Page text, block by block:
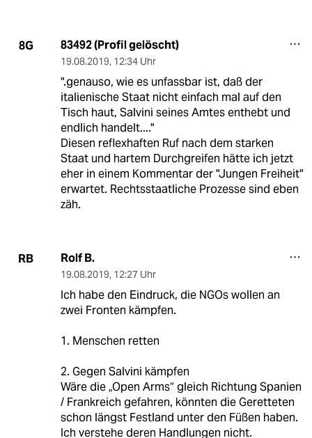
8G 83492 (Profil gelöscht)
19.08.2019, 12:34 Uhr
".genauso, wie es unfassbar ist, daß der
italienische Staat nicht einfach mal auf den
Tisch haut, Salvini seines Amtes enthebt und
endlich handelt...."
Diesen reflexhaften Ruf nach dem starken
Staat und hartem Durchgreifen hätte ich jetzt
eher in einem Kommentar der "Jungen Freiheit"
erwartet. Rechtsstaatliche Prozesse sind eben
zäh.
RB Rolf B.
19.08.2019, 12:27 Uhr
Ich habe den Eindruck, die NGOs wollen an
zwei Fronten kämpfen.
1. Menschen retten
2. Gegen Salvini kämpfen
Wäre die „Open Arms“ gleich Richtung Spanien
/ Frankreich gefahren, könnten die Geretteten
schon längst Festland unter den Füßen haben.
Ich verstehe deren Handlungen nicht.